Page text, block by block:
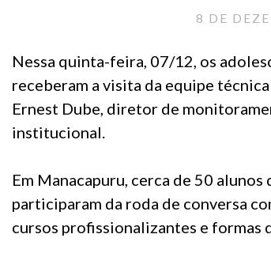
8 DE
Nessa quinta-feira, 07/12, os
receberam a visita da equipe
Ernest Dube, diretor de
institucional.
Em Manacapuru, cerca de 50
participaram da roda de conversa
cursos profissionalizantes e formas